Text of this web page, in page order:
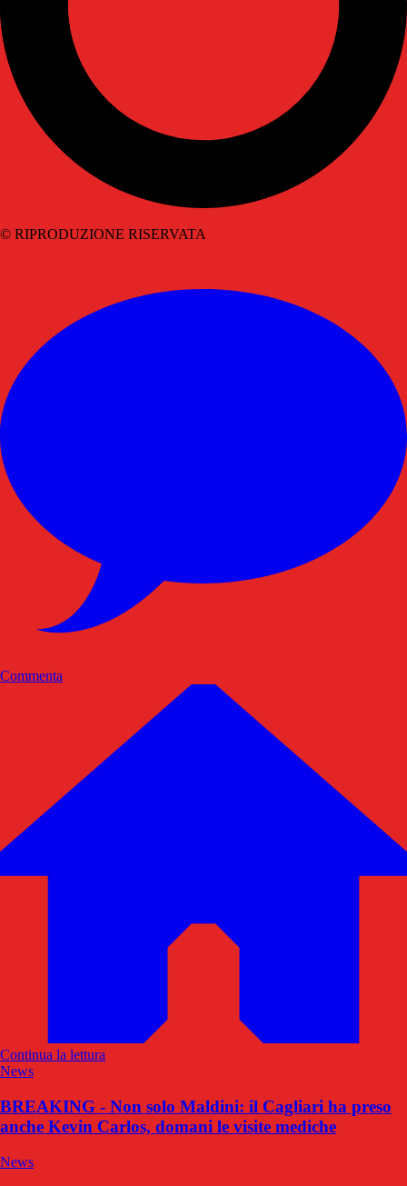
© RIPRODUZIONE RISERVATA
Commenta
Continua la lettura
News
BREAKING - Non solo Maldini: il Cagliari ha preso
anche Kevin Carlos, domani le visite mediche
News